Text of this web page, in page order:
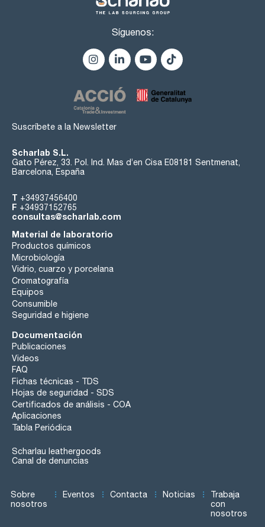
Síguenos:
Suscríbete a la Newsletter
Scharlab S.L.
Gato Pérez, 33. Pol. Ind. Mas d’en Cisa E08181 Sentmenat,
Barcelona, España
T +34937456400
F +34937152765
consultas@scharlab.com
Material de laboratorio
Productos químicos
Microbiología
Vidrio, cuarzo y porcelana
Cromatografía
Equipos
Consumible
Seguridad e higiene
Documentación
Publicaciones
Videos
FAQ
Fichas técnicas - TDS
Hojas de seguridad - SDS
Certificados de análisis - COA
Aplicaciones
Tabla Periódica
Scharlau leathergoods
Canal de denuncias
Sobre
nosotros
Eventos Contacta Noticias
Trabaja
con
nosotros